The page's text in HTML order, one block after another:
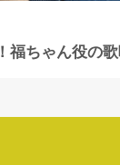
福ちゃん役の